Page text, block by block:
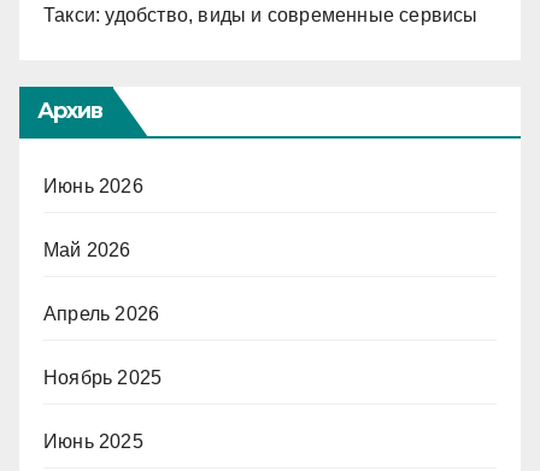
Такси: удобство, виды и современные сервисы
Архив
Июнь 2026
Май 2026
Апрель 2026
Ноябрь 2025
Июнь 2025